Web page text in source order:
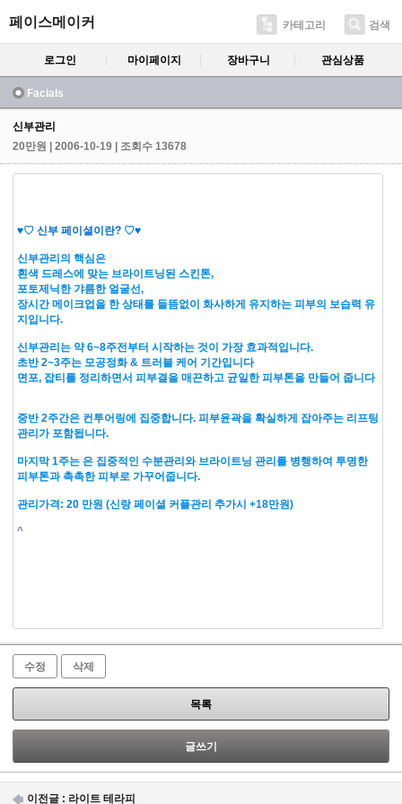
페이스메이커 카테고리 검색
로그인 마이페이지 장바구니 관심상품
Facials
신부관리
20만원 | 2006-10-19 | 조회수 13678
♥♡ 신부 페이셜이란? ♡♥
신부관리의 핵심은
흰색 드레스에 맞는 브라이트닝된 스킨톤,
포토제닉한 갸름한 얼굴선,
장시간 메이크업을 한 상태를 들뜸없이 화사하게 유지하는 피부의 보습력 유
지입니다.
신부관리는 약 6~8주전부터 시작하는 것이 가장 효과적입니다.
초반 2~3주는 모공정화 & 트러블 케어 기간입니다
면포, 잡티를 정리하면서 피부결을 매끈하고 균일한 피부톤을 만들어 줍니다
중반 2주간은 컨투어링에 집중합니다. 피부윤곽을 확실하게 잡아주는 리프팅
관리가 포함됩니다.
마지막 1주는 은 집중적인 수분관리와 브라이트닝 관리를 병행하여 투명한
피부톤과 촉촉한 피부로 가꾸어줍니다.
관리가격: 20 만원 (신랑 페이셜 커플관리 추가시 +18만원)
^
수정 삭제
목록
글쓰기
이전글 : 라이트 테라피